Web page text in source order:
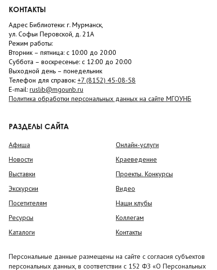
КОНТАКТЫ
Адрес Библиотеки: г. Мурманск,
ул. Софьи Перовской, д. 21А
Режим работы:
Вторник – пятница: с 10:00 до 20:00
Суббота – воскресенье: c 12:00 до 20:00
Выходной день – понедельник
Телефон для справок: +7 (8152) 45-08-58
E-mail: ruslib@mgounb.ru
Политика обработки персональных данных на сайте МГОУНБ
РАЗДЕЛЫ САЙТА
Афиша
Новости
Выставки
Экскурсии
Посетителям
Ресурсы
Каталоги
Онлайн-услуги
Краеведение
Проекты. Конкурсы
Видео
Наши клубы
Коллегам
Контакты
Персональные данные размещены на сайте с согласия субъектов
персональных данных, в соответствии с 152 ФЗ «О Персональных